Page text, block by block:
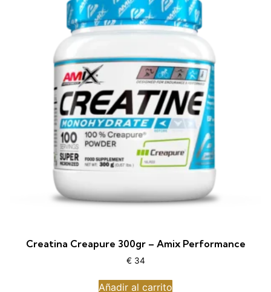
Creatina Creapure 300gr – Amix Performance
€ 34
Añadir al carrito